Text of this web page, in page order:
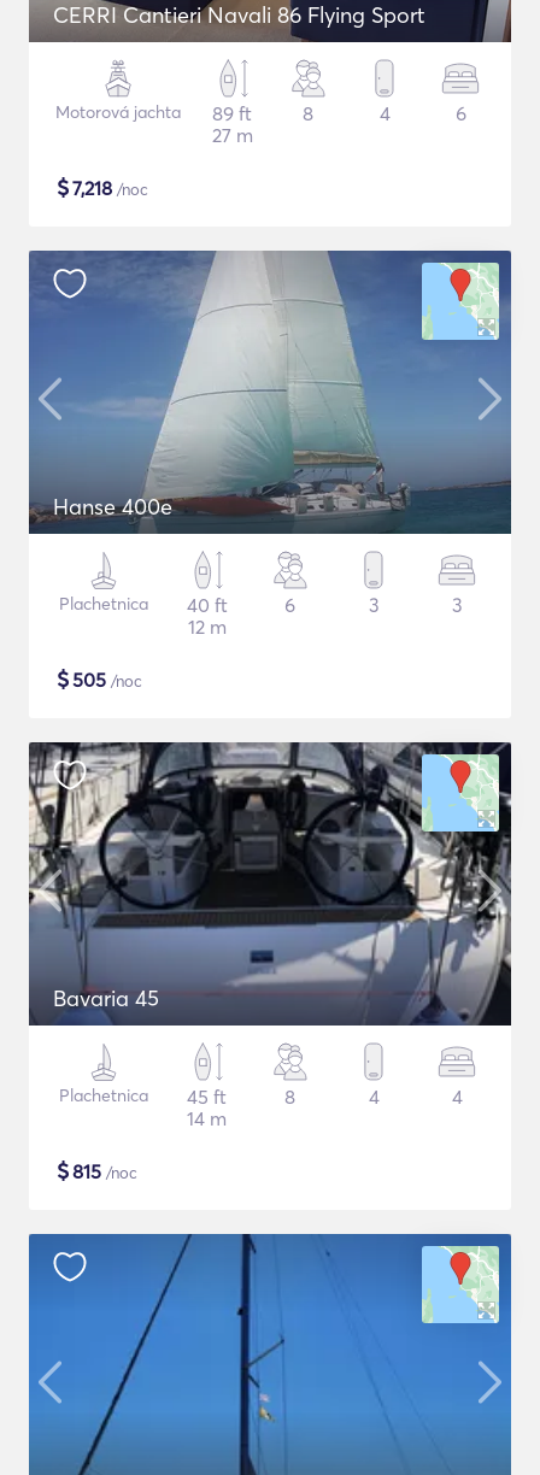
CERRI Cantieri Navali 86 Flying Sport
Motorová jachta
89 ft
27 m
8 4 6
$7,218 /noc
Hanse 400e
Plachetnica
40 ft
12 m
6 3 3
$505 /noc
Bavaria 45
Plachetnica
45 ft
14 m
8 4 4
$815 /noc